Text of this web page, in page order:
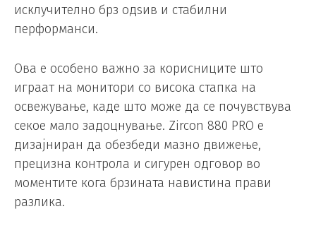
исклучително брз одѕив и стабилни
перформанси.
Ова е особено важно за корисниците што
играат на монитори со висока стапка на
освежување, каде што може да се почувствува
секое мало задоцнување. Zircon 880 PRO е
дизајниран да обезбеди мазно движење,
прецизна контрола и сигурен одговор во
моментите кога брзината навистина прави
разлика.